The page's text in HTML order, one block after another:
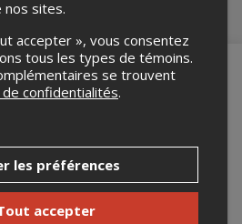
nos sites.
accepter », vous consentez
tous les types de témoins.
se trouvent
confidentialités.
les préférences
accepter